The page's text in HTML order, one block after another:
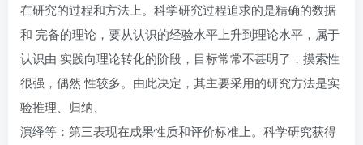
在研究的过程和方法上。科学研究过程追求的是精确的数据
和 完备的理论，要从认识的经验水平上升到理论水平，属于
认识由 实践向理论转化的阶段，目标常常不甚明了，摸索性
很强，偶然 性较多。由此决定，其主要采用的研究方法是实
验推理、归纳、
演绎等：第三表现在成果性质和评价标准上。科学研究获得